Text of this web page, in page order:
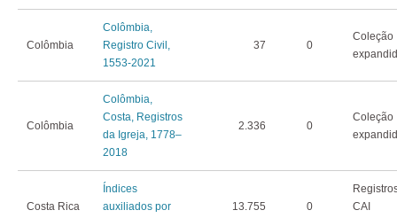
Colômbia
Colômbia,
Registro Civil,
1553-2021
37 0
Coleção
Colômbia
Colômbia,
Costa, Registros
da Igreja, 1778–
2018
2.336 0
Coleção
Costa Rica
Índices
auxiliados por
13.755 0
CAI